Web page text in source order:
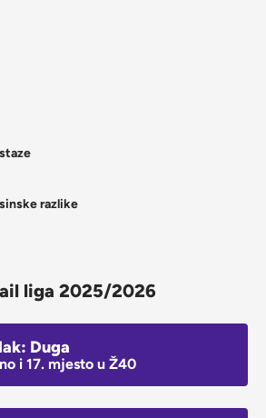
razlike
liga 2025/2026
Duga
i 17. mjesto u Ž40